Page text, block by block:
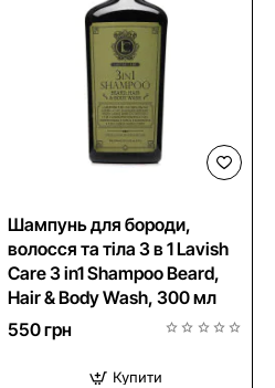
Шампунь для бороди,
волосся та тіла 3 в 1 Lavish
Care 3 in1 Shampoo Beard,
Hair & Body Wash, 300 мл
550 грн
Купити